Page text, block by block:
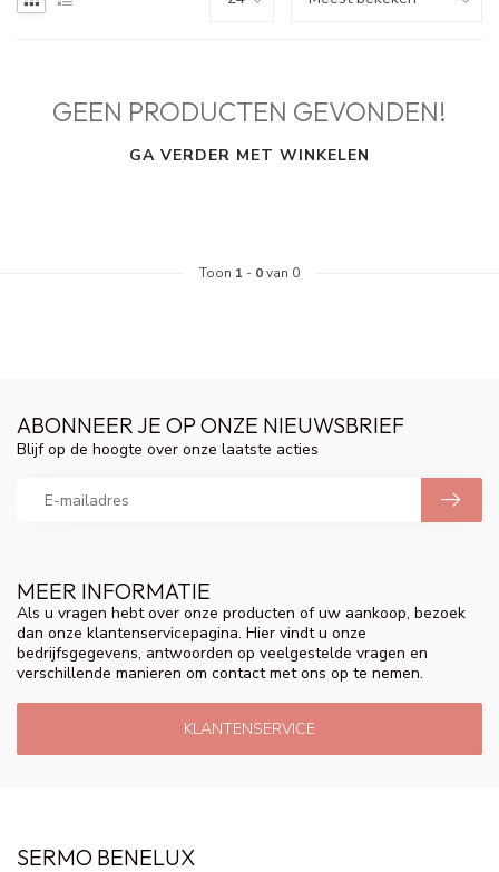
GEEN PRODUCTEN GEVONDEN!
GA VERDER MET WINKELEN
Toon 1 - 0van 0
MEER INFORMATIE
Als u vragen hebt over onze producten of uw aankoop, bezoek
dan onze klantenservicepagina. Hier vindt u onze
bedrijfsgegevens, antwoorden op veelgestelde vragen en
verschillende manieren om contact met ons op te nemen.
KLANTENSERVICE
ABONNEER JE OP ONZE NIEUWSBRIEF
Blijf op de hoogte over onze laatste acties
SERMO BENELUX